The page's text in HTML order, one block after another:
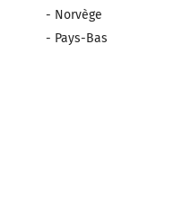
- Norvège
- Pays-Bas